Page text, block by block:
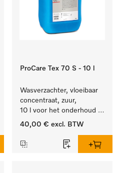
ProCare Tex 70 S - 10 l
Wasverzachter, vloeibaar
concentraat, zuur,
10 l voor het onderhoud
van vezels zodat het
40,00 € excl. BTW